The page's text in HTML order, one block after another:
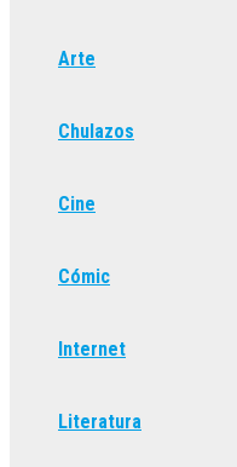
Arte
Chulazos
Cine
Cómic
Internet
Literatura